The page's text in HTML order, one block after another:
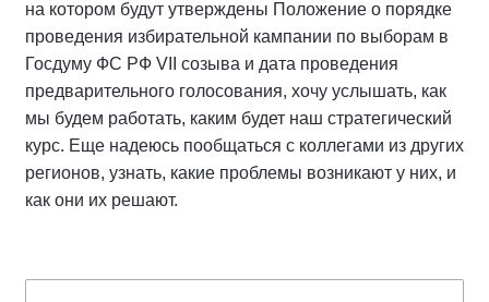
на котором будут утверждены Положение о порядке
проведения избирательной кампании по выборам в
Госдуму ФС РФ VII созыва и дата проведения
предварительного голосования, хочу услышать, как
мы будем работать, каким будет наш стратегический
курс. Еще надеюсь пообщаться с коллегами из других
регионов, узнать, какие проблемы возникают у них, и
как они их решают.